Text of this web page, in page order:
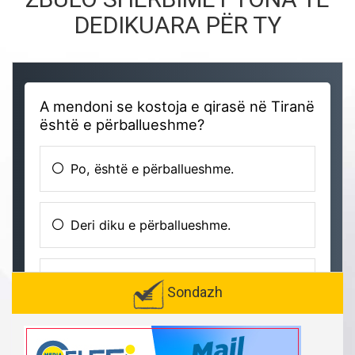
DEDIKUARA PËR TY
Sondazh